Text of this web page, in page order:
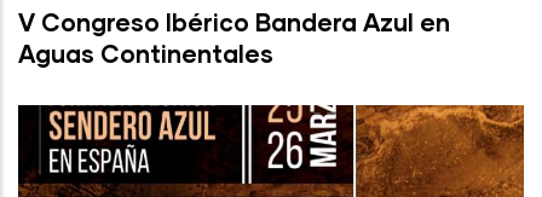
V Congreso Ibérico Bandera Azul en
Aguas Continentales